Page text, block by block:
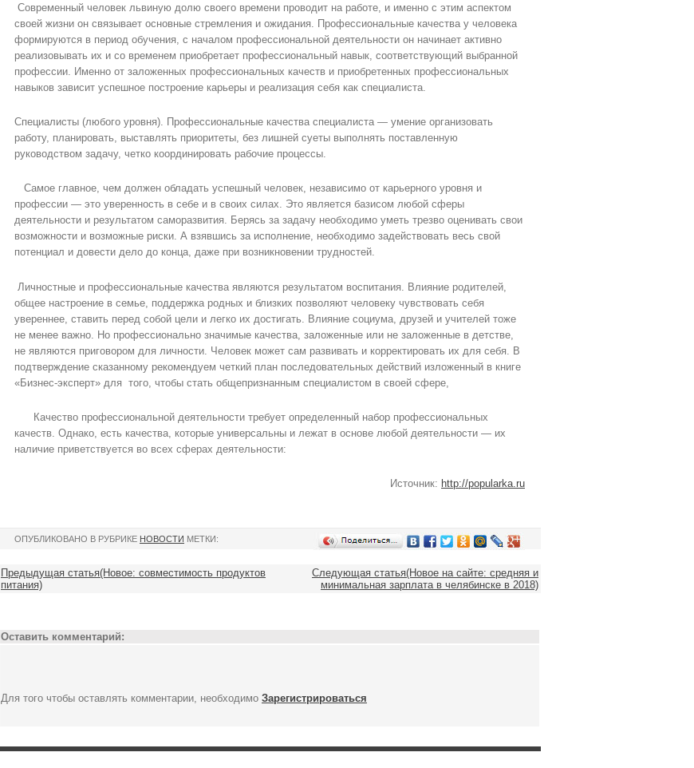
Современный человек львиную долю своего времени проводит на работе, и именно с этим аспектом
своей жизни он связывает основные стремления и ожидания. Профессиональные качества у человека
формируются в период обучения, с началом профессиональной деятельности он начинает активно
реализовывать их и со временем приобретает профессиональный навык, соответствующий выбранной
профессии. Именно от заложенных профессиональных качеств и приобретенных профессиональных
навыков зависит успешное построение карьеры и реализация себя как специалиста.
Специалисты (любого уровня). Профессиональные качества специалиста — умение организовать
работу, планировать, выставлять приоритеты, без лишней суеты выполнять поставленную
руководством задачу, четко координировать рабочие процессы.
Самое главное, чем должен обладать успешный человек, независимо от карьерного уровня и
профессии — это уверенность в себе и в своих силах. Это является базисом любой сферы
деятельности и результатом саморазвития. Берясь за задачу необходимо уметь трезво оценивать свои
возможности и возможные риски. А взявшись за исполнение, необходимо задействовать весь свой
потенциал и довести дело до конца, даже при возникновении трудностей.
Личностные и профессиональные качества являются результатом воспитания. Влияние родителей,
общее настроение в семье, поддержка родных и близких позволяют человеку чувствовать себя
увереннее, ставить перед собой цели и легко их достигать. Влияние социума, друзей и учителей тоже
не менее важно. Но профессионально значимые качества, заложенные или не заложенные в детстве,
не являются приговором для личности. Человек может сам развивать и корректировать их для себя. В
подтверждение сказанному рекомендуем четкий план последовательных действий изложенный в книге
«Бизнес-эксперт» для того, чтобы стать общепризнанным специалистом в своей сфере,
Качество профессиональной деятельности требует определенный набор профессиональных
качеств. Однако, есть качества, которые универсальны и лежат в основе любой деятельности — их
наличие приветствуется во всех сферах деятельности:
Источник: http://popularka.ru
ОПУБЛИКОВАНО В РУБРИКЕ НОВОСТИ МЕТКИ:
Предыдущая статья(Новое: совместимость продуктов
питания)
Следующая статья(Новое на сайте: средняя и
минимальная зарплата в челябинске в 2018)
Оставить комментарий:
Для того чтобы оставлять комментарии, необходимо Зарегистрироваться